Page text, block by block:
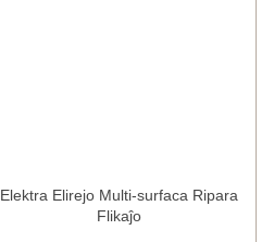
Elektra Elirejo Multi-surfaca Ripara
Flikaĵo